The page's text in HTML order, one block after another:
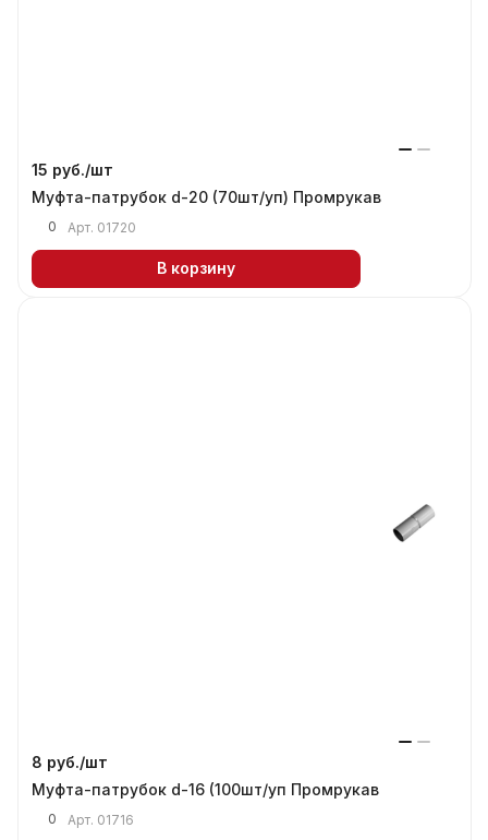
15 руб./шт
Муфта-патрубок d-20 (70шт/уп) Промрукав
0 Арт. 01720
В корзину
8 руб./шт
Муфта-патрубок d-16 (100шт/уп Промрукав
0 Арт. 01716